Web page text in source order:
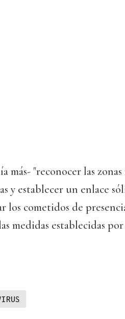
"reconocer las zonas
y establecer un enlace
los cometidos de
medidas establecidas